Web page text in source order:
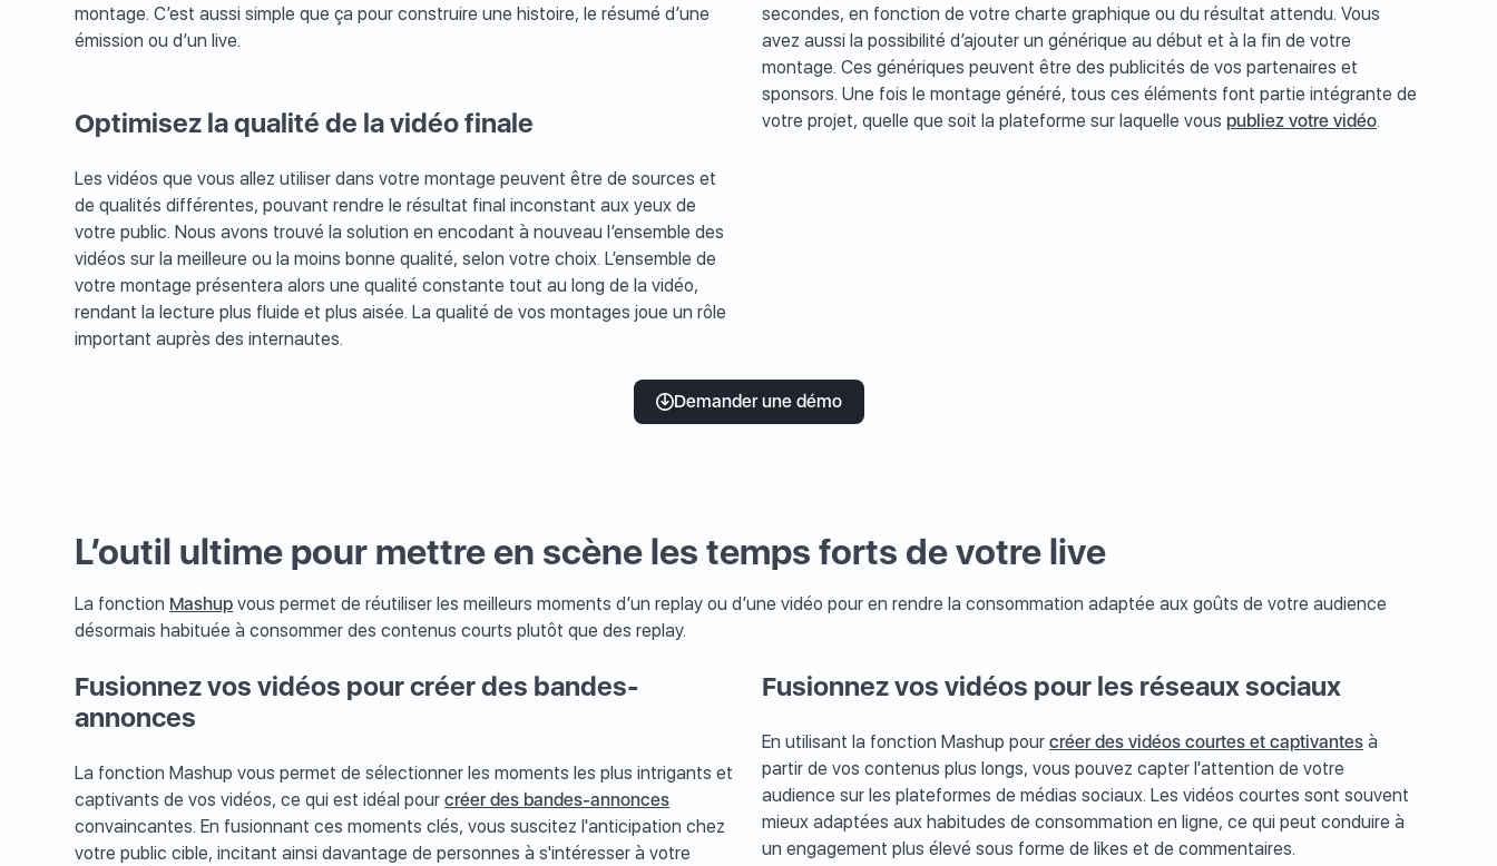
montage. C’est aussi simple que ça pour construire une histoire, le résumé d’une
émission ou d’un live.
Optimisez la qualité de la vidéo finale
Les vidéos que vous allez utiliser dans votre montage peuvent être de sources et
de qualités différentes, pouvant rendre le résultat final inconstant aux yeux de
votre public. Nous avons trouvé la solution en encodant à nouveau l’ensemble des
vidéos sur la meilleure ou la moins bonne qualité, selon votre choix. L’ensemble de
votre montage présentera alors une qualité constante tout au long de la vidéo,
rendant la lecture plus fluide et plus aisée. La qualité de vos montages joue un rôle
important auprès des internautes.
secondes, en fonction de votre charte graphique ou du résultat attendu. Vous
avez aussi la possibilité d’ajouter un générique au début et à la fin de votre
montage. Ces génériques peuvent être des publicités de vos partenaires et
sponsors. Une fois le montage généré, tous ces éléments font partie intégrante de
votre projet, quelle que soit la plateforme sur laquelle vous publiez votre vidéo.
Demander une démo
L’outil ultime pour mettre en scène les temps forts de votre live
La fonction Mashup vous permet de réutiliser les meilleurs moments d’un replay ou d’une vidéo pour en rendre la consommation adaptée aux goûts de votre audience
désormais habituée à consommer des contenus courts plutôt que des replay.
Fusionnez vos vidéos pour créer des bandes-
annonces
La fonction Mashup vous permet de sélectionner les moments les plus intrigants et
captivants de vos vidéos, ce qui est idéal pourcréer des bandes-annonces
convaincantes. En fusionnant ces moments clés, vous suscitez l'anticipation chez
votre public cible, incitant ainsi davantage de personnes à s'intéresser à votre
Fusionnez vos vidéos pour les réseaux sociaux
En utilisant la fonction Mashup pour créer des vidéos courtes et captivantes à
partir de vos contenus plus longs, vous pouvez capter l'attention de votre
audience sur les plateformes de médias sociaux. Les vidéos courtes sont souvent
mieux adaptées aux habitudes de consommation en ligne, ce qui peut conduire à
un engagement plus élevé sous forme de likes et de commentaires.